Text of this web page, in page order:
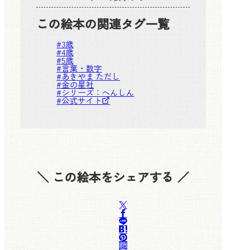
この絵本の関連タグ一覧
#3歳
#4歳
#5歳
#言葉・数字
#あきやま ただし
#金の星社
#シリーズ：へんしん
#公式サイト
＼ この絵本をシェアする ／